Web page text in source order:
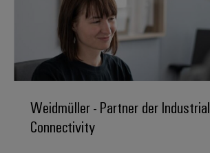
erlebbar
werden.
Datencenter
Lösungen
und
für
Rechenzentren
–
Anschlusstechnologie
DC-
Microgrids
OS
Edge
Leiterplattenklemmen
Gehäusesysteme
und
Kabeleinführungssysteme
Fast
Delivery
Service
Beratung
und
uns
Promotionfahrzeug
Distribution
Info
Unternehmen
Weidmüller
Zahlen
und
Fakten
Unser
Vorstand
Karriere
Stellen
für
Berufserfahrene
Für
Studierende
Weidmüller - Partner der Industrial
Connectivity